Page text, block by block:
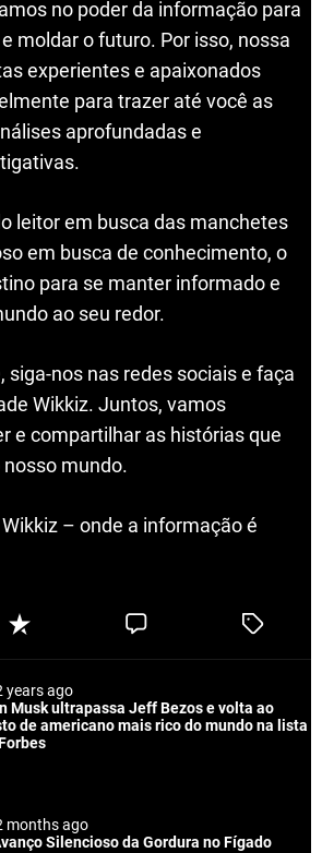
no poder da informação para
moldar o futuro. Por isso, nossa
experientes e apaixonados
para trazer até você as
aprofundadas e
leitor em busca das manchetes
em busca de conhecimento, o
para se manter informado e
ao seu redor.
siga-nos nas redes sociais e faça
Wikkiz. Juntos, vamos
e compartilhar as histórias que
mundo.
– onde a informação é
R
e
n
t
C
e
T
e
years ago
Musk ultrapassa Jeff Bezos e volta ao
de americano mais rico do mundo na lista
months ago
Silencioso da Gordura no Fígado